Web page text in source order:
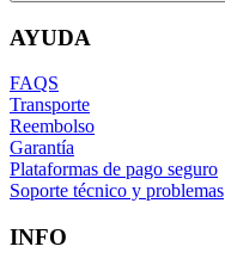
AYUDA
FAQS
Transporte
Reembolso
Garantía
Plataformas de pago seguro
Soporte técnico y problemas
INFO